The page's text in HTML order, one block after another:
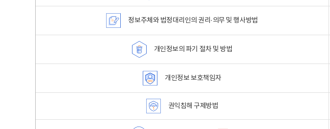
정보주체와 법정대리인의 권리·의무 및 행사방법
개인정보의 파기 절차 및 방법
개인정보 보호책임자
권익침해 구제방법